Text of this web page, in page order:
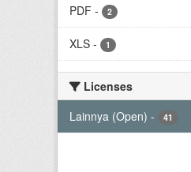
PDF - 2
XLS - 1
Licenses
Lainnya (Open) - 41